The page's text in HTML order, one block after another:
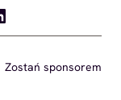
Zostań sponsorem